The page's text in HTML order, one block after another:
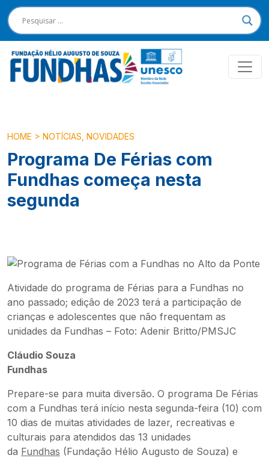
HOME > NOTÍCIAS NOVIDADES
Programa De Férias com
Fundhas começa nesta
segunda
Atividade do programa de Férias para a Fundhas no
ano passado; edição de 2023 terá a participação de
crianças e adolescentes que não frequentam as
unidades da Fundhas – Foto: Adenir Britto/PMSJC
Cláudio Souza
Fundhas
Prepare-se para muita diversão. O programa De Férias
com a Fundhas terá início nesta segunda-feira (10) com
10 dias de muitas atividades de lazer, recreativas e
culturais para atendidos das 13 unidades
da Fundhas (Fundação Hélio Augusto de Souza) e